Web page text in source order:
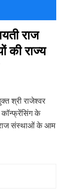
राज
की राज्य
श्री राजेश्वर
कॉन्फ्रेंसिंग के
राज संस्थाओं के आम